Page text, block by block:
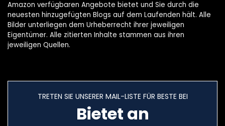
Amazon verfügbaren Angebote bietet und Sie durch die
neuesten hinzugefügten Blogs auf dem Laufenden hält. Alle
Bilder unterliegen dem Urheberrecht ihrer jeweiligen
Eigentümer. Alle zitierten Inhalte stammen aus ihren
jeweiligen Quellen.
TRETEN SIE UNSERER MAIL-LISTE FÜR BESTE BEI
Bietet an